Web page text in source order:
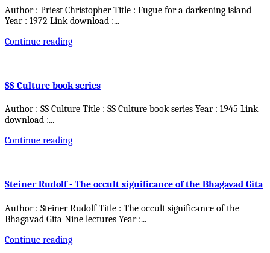
Author : Priest Christopher Title : Fugue for a darkening island
Year : 1972 Link download :...
Continue reading
SS Culture book series
Author : SS Culture Title : SS Culture book series Year : 1945 Link
download :...
Continue reading
Steiner Rudolf - The occult significance of the Bhagavad Gita
Author : Steiner Rudolf Title : The occult significance of the
Bhagavad Gita Nine lectures Year :...
Continue reading